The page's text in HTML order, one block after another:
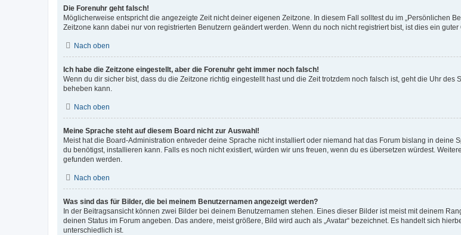
Die Forenuhr geht falsch!
Möglicherweise entspricht die angezeigte Zeit nicht deiner eigenen Zeitzone. In diesem Fall solltest du im „Persönlichen
Zeitzone kann dabei nur von registrierten Benutzern geändert werden. Wenn du noch nicht registriert bist, ist dies ein guter
Nach oben
Ich habe die Zeitzone eingestellt, aber die Forenuhr geht immer noch falsch!
Wenn du dir sicher bist, dass du die Zeitzone richtig eingestellt hast und die Zeit trotzdem noch falsch ist, geht die Uhr
beheben kann.
Nach oben
Meine Sprache steht auf diesem Board nicht zur Auswahl!
Meist hat die Board-Administration entweder deine Sprache nicht installiert oder niemand hat das Forum bislang in deine
du benötigst, installieren kann. Falls es noch nicht existiert, würden wir uns freuen, wenn du es übersetzen würdest.
gefunden werden.
Nach oben
Was sind das für Bilder, die bei meinem Benutzernamen angezeigt werden?
In der Beitragsansicht können zwei Bilder bei deinem Benutzernamen stehen. Eines dieser Bilder ist meist mit deinem
deinen Status im Forum angeben. Das andere, meist größere, Bild wird auch als „Avatar“ bezeichnet. Es handelt sich
unterschiedlich ist.